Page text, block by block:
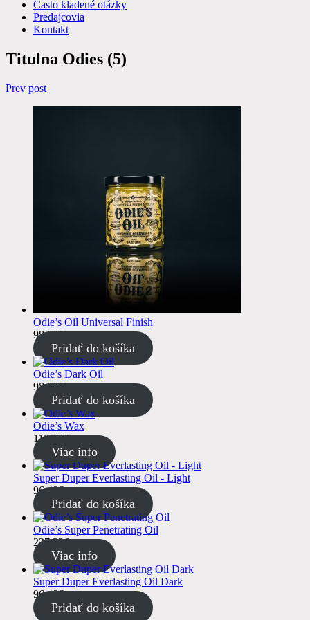
Často kladené otázky
Predajcovia
Kontakt
Titulna Odies (5)
Navigácia
Prev post
Odie’s Oil Universal Finish
98.90€
Pridať do košíka
Odie’s Dark Oil
98.90€
Pridať do košíka
Odie’s Wax
110.65€
Viac info
Super Duper Everlasting Oil - Light
96.48€
Pridať do košíka
Odie’s Super Penetrating Oil
237.33€
Viac info
Super Duper Everlasting Oil Dark
96.48€
Pridať do košíka